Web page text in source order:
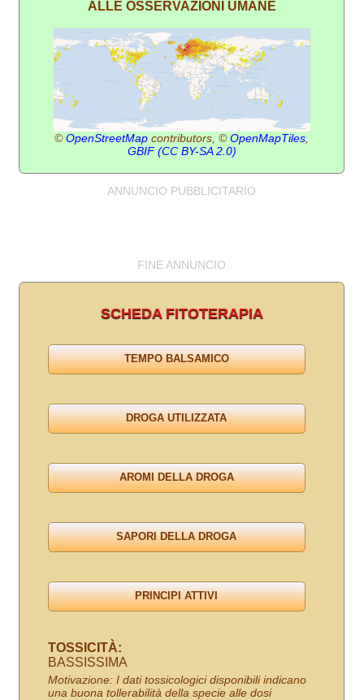
ALLE OSSERVAZIONI UMANE
©OpenStreetMap contributors, ©OpenMapTiles
GBIF (CC BY-SA 2.0)
ANNUNCIO PUBBLICITARIO
FINE ANNUNCIO
SCHEDA FITOTERAPIA
TOSSICITÀ:
BASSISSIMA
Motivazione: I dati tossicologici disponibili indicano
una buona tollerabilità della specie alle dosi